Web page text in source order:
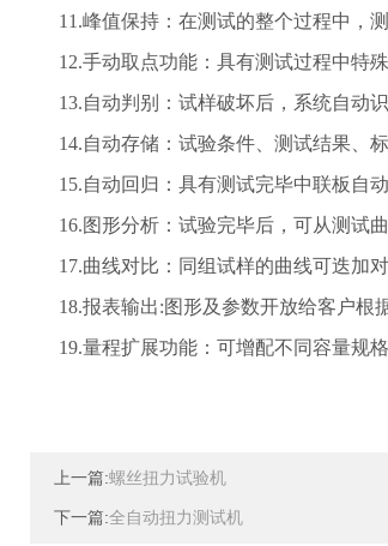
11.峰值保持：在测试的整个过程中，
12.手动取点功能：具有测试过程中特
13.自动判别：试样破坏后，系统自动
14.自动存储：试验条件、测试结果、
15.自动回归：具有测试完毕中联板自
16.图形分析：试验完毕后，可从测试
17.曲线对比：同组试样的曲线可迭加对
18.报表输出:图形及参数开放给客户根
19.量程扩展功能：可增配不同容量规
上一篇:螺丝扭力试验机
下一篇:全自动扭力测试机